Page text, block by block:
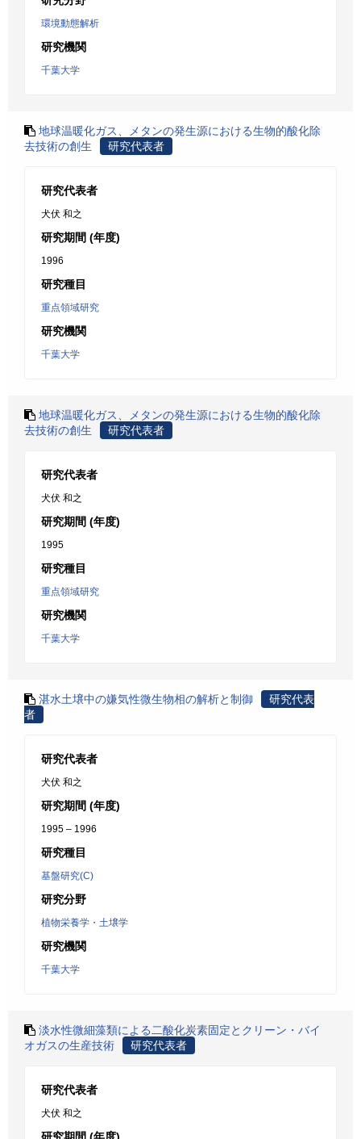
環境動態解析
研究機関
千葉大学
地球温暖化ガス、メタンの発生源における生物的酸化除
去技術の創生
研究代表者
研究代表者
犬伏 和之
研究期間 (年度)
1996
研究種目
重点領域研究
研究機関
千葉大学
地球温暖化ガス、メタンの発生源における生物的酸化除
去技術の創生
研究代表者
研究代表者
犬伏 和之
研究期間 (年度)
1995
研究種目
重点領域研究
研究機関
千葉大学
湛水土壌中の嫌気性微生物相の解析と制御
研究代表
者
研究代表者
犬伏 和之
研究期間 (年度)
1995 – 1996
研究種目
基盤研究(C)
研究分野
植物栄養学・土壌学
研究機関
千葉大学
淡水性微細藻類による二酸化炭素固定とクリーン・バイ
オガスの生産技術
研究代表者
研究代表者
犬伏 和之